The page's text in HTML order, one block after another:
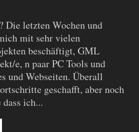
Die letzten Wochen und
mit sehr vielen
beschäftigt, GML
e, n paar PC Tools und
und Webseiten. Überall
geschafft, aber noch
ich...